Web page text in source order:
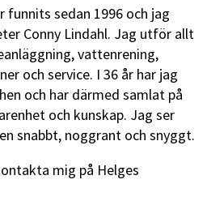
funnits sedan 1996 och jag
Conny Lindahl. Jag utför allt
vattenrening,
och service. I 36 år har jag
och har därmed samlat på
och kunskap. Jag ser
snabbt, noggrant och snyggt.
mig på Helges